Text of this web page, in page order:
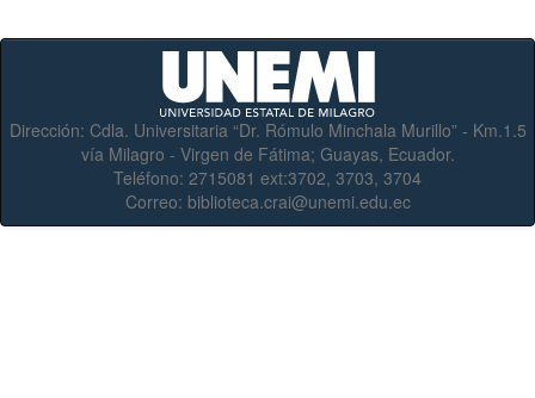
Dirección: Cdla. Universitaria “Dr. Rómulo Minchala Murillo” - Km.1.5
vía Milagro - Virgen de Fátima; Guayas, Ecuador.
Teléfono: 2715081 ext:3702, 3703, 3704
Correo: biblioteca.crai@unemi.edu.ec